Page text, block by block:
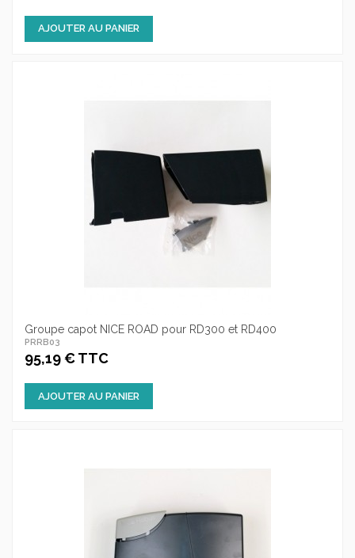
AJOUTER AU PANIER
Groupe capot NICE ROAD pour RD300 et RD400
PRRB03
95,19 € TTC
AJOUTER AU PANIER